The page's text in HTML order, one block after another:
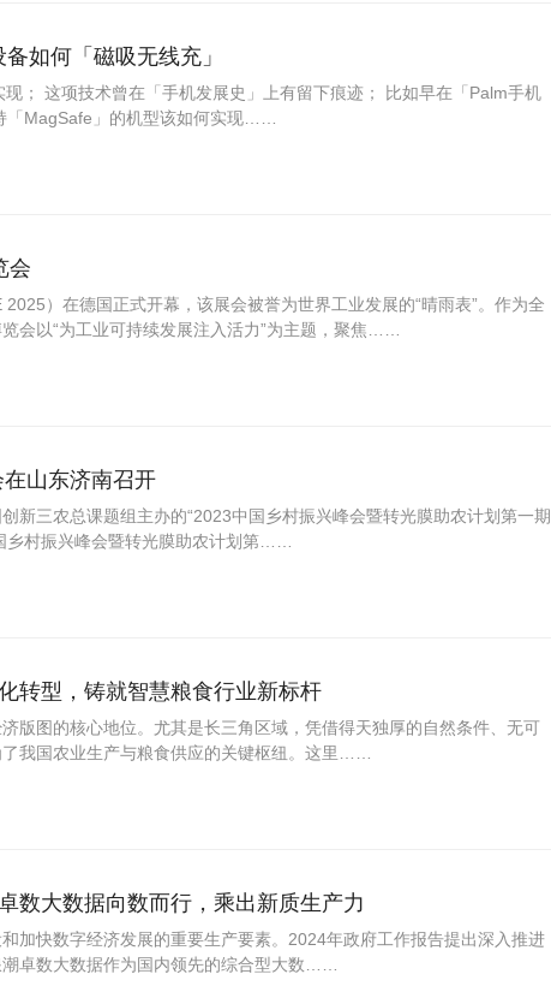
如何「磁吸无线充」
； 这项技术曾在「手机发展史」上有留下痕迹； 比如早在「Palm手机
「MagSafe」的机型该如何实现……
会
）在德国正式开幕，该展会被誉为世界工业发展的“晴雨表”。作为全
会以“为工业可持续发展注入活力”为主题，聚焦……
山东济南召开
新三农总课题组主办的“2023中国乡村振兴峰会暨转光膜助农计划第一期
乡村振兴峰会暨转光膜助农计划第……
转型，铸就智慧粮食行业新标杆
版图的核心地位。尤其是长三角区域，凭借得天独厚的自然条件、无可
我国农业生产与粮食供应的关键枢纽。这里……
数大数据向数而行，乘出新质生产力
加快数字经济发展的重要生产要素。2024年政府工作报告提出深入推进
卓数大数据作为国内领先的综合型大数……